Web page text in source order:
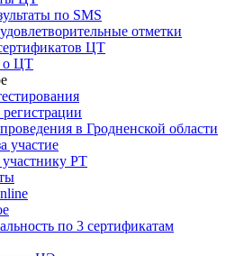
по SMS
отметки
ЦТ
о ЦТ
в Гродненской области
участие
РТ
по 3 сертификатам